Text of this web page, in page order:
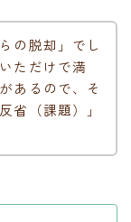
の脱却」でし
ただけで満
あるので、そ
省（課題）」